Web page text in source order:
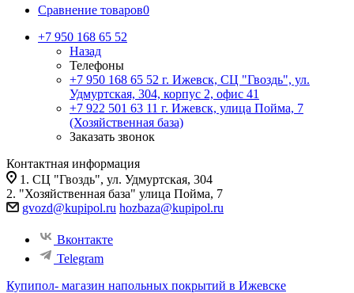
Сравнение товаров0
+7 950 168 65 52
Назад
Телефоны
+7 950 168 65 52 г. Ижевск, СЦ "Гвоздь", ул.
Удмуртская, 304, корпус 2, офис 41
+7 922 501 63 11 г. Ижевск, улица Пойма, 7
(Хозяйственная база)
Заказать звонок
Контактная информация
1. СЦ "Гвоздь", ул. Удмуртская, 304
2. "Хозяйственная база" улица Пойма, 7
gvozd@kupipol.ru hozbaza@kupipol.ru
Вконтакте
Telegram
Купипол- магазин напольных покрытий в Ижевске